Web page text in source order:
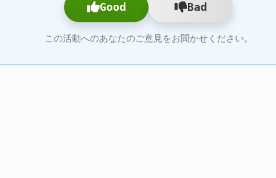
Good Bad
この活動へのあなたのご意見をお聞かせください。